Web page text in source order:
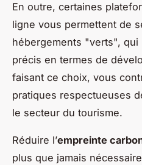
En outre, certaines
ligne vous permettent de
hébergements "verts",
précis en termes de
faisant ce choix, vous
pratiques respectueuses
le secteur du tourisme.
Réduire l’empreinte
plus que jamais